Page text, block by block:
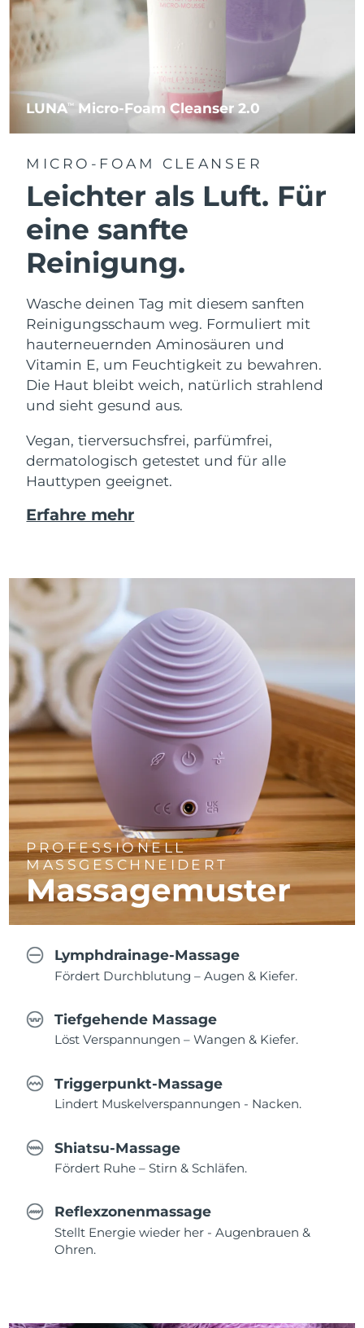
LUNATM Micro-Foam Cleanser 2.0
MICRO-FOAM CLEANSER
Leichter als Luft. Für
eine sanfte
Reinigung.
Wasche deinen Tag mit diesem sanften
Reinigungsschaum weg. Formuliert mit
hauterneuernden Aminosäuren und
Vitamin E, um Feuchtigkeit zu bewahren.
Die Haut bleibt weich, natürlich strahlend
und sieht gesund aus.
Vegan, tierversuchsfrei, parfümfrei,
dermatologisch getestet und für alle
Hauttypen geeignet.
Erfahre mehr
PROFESSIONELL
MASSGESCHNEIDERT
Massagemuster
Lymphdrainage-Massage
Fördert Durchblutung – Augen & Kiefer.
Tiefgehende Massage
Löst Verspannungen – Wangen & Kiefer.
Triggerpunkt-Massage
Lindert Muskelverspannungen - Nacken.
Shiatsu-Massage
Fördert Ruhe – Stirn & Schläfen.
Reflexzonenmassage
Stellt Energie wieder her - Augenbrauen &
Ohren.